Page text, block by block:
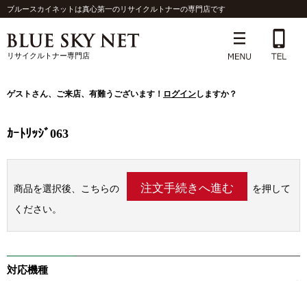
ブルースカイネットは真心第一のリサイクルトナーの専門店です
リサイクルトナー専門店
ゲスト さん、ご来店、有難うございます！ ログインしますか？
ｶｰﾄﾘｯｼﾞ063
商品を選択後、こちらの
を押して
ください。
対応機種